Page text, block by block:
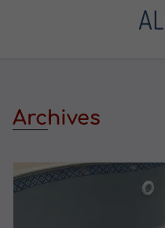
Archives